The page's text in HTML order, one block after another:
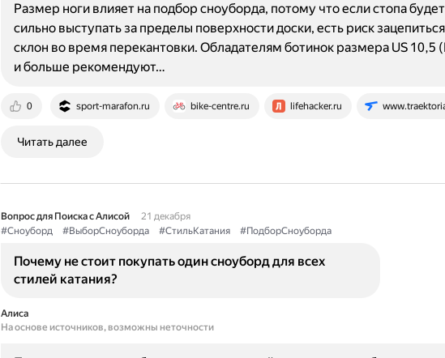
0 sport-marafon.ru bike-centre.ru lifehacker.ru
Размер ноги влияет на подбор сноуборда, потому что если стопа
сильно выступать за пределы поверхности доски, есть риск
склон во время перекантовки. Обладателям ботинок размера US 10,5
и больше рекомендуют…
Читать далее
Вопрос для Поиска с Алисой
21 декабря
#Сноуборд
#ВыборСноуборда #СтильКатания #ПодборСноуборда
Почему не стоит покупать один сноуборд для всех
стилей катания?
Алиса
На основе источников, возможны неточности